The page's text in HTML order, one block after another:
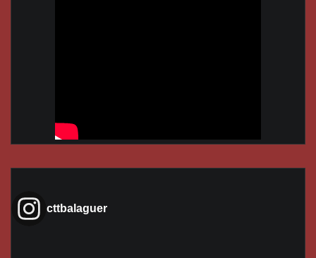
cttbalaguer